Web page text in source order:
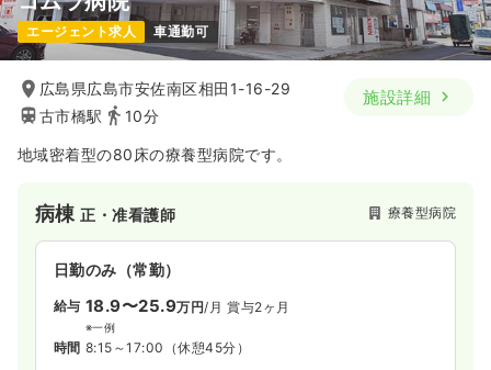
エージェント求人 車通勤可
広島県広島市安佐南区相田1-16-29
古市橋駅
10分
施設詳細
地域密着型の80床の療養型病院です。
病棟正・准看護師 療養型病院
日勤のみ（常勤）
給与 18.9〜25.9万円/月 賞与2ヶ月
※一例
時間 8:15～17:00 （休憩45分）